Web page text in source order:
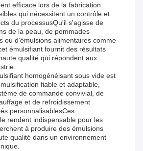
efficace lors de la fabrication
qui nécessitent un contrôle et
du processusQu'il s'agisse de
de la peau, de pommades
ou d'émulsions alimentaires comme
émulsifiant fournit des résultats
qualité qui répondent aux
homogénéisant sous vide est
fiable et adaptable,
de commande convivial, de
et de refroidissement
personnalisablesCes
rendent indispensable pour les
à produire des émulsions
qualité dans un environnement